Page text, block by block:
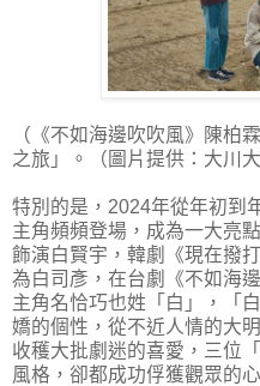
（《不如海邊吹吹風》陳柏
之旅」。（圖片提供：大川大
特別的是，2024年從年初到
主角頻頻登場，成為一大亮
飾演白賢宇，韓劇《現在撥
為白司彥，在台劇《不如海
主角名恰巧也姓「白」，「
嬌的個性，從不近人情的大
收穫大批劇迷的喜愛，三位
風格，卻都成功俘獲觀眾的